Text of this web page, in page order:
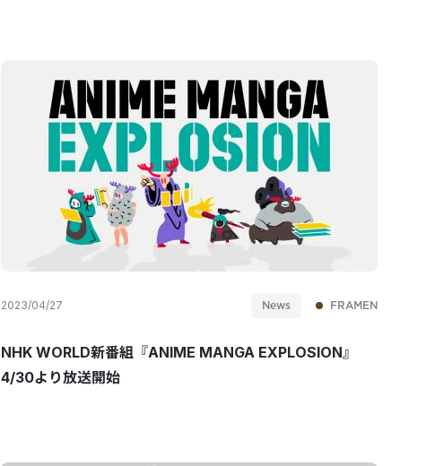
2023/04/27 News FRAMEN
NHK WORLD新番組『ANIME MANGA EXPLOSION』
4/30より放送開始